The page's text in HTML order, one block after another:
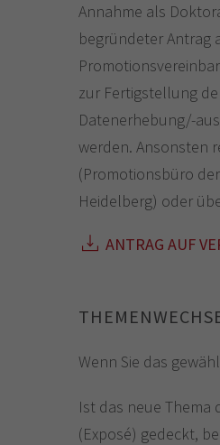
Annahme als
begründeter Antrag
zur Fertigstellung
Datenerhebung/-
werden. Ansonsten
(Promotionsbüro
Heidelberg) oder
ANTRAG AUF
Wenn Sie das
Ist das neue Thema
(Exposé) gedeckt,